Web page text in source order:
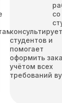
со
консультирует
студентов и
помогает
оформить
учётом всех
требований